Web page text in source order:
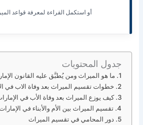
أو استكمل القراءة لمعرفة قواعد
جدول المحتويات
ما هو الميراث ومن يُطبَّق عليه القانون
خطوات تقسيم الميراث بعد وفاة الاب في
كيف يوزع الميراث بعد وفاة الأب في
تقسيم الميراث بين الأم والأبناء في
دور المحامي في تقسيم الميراث